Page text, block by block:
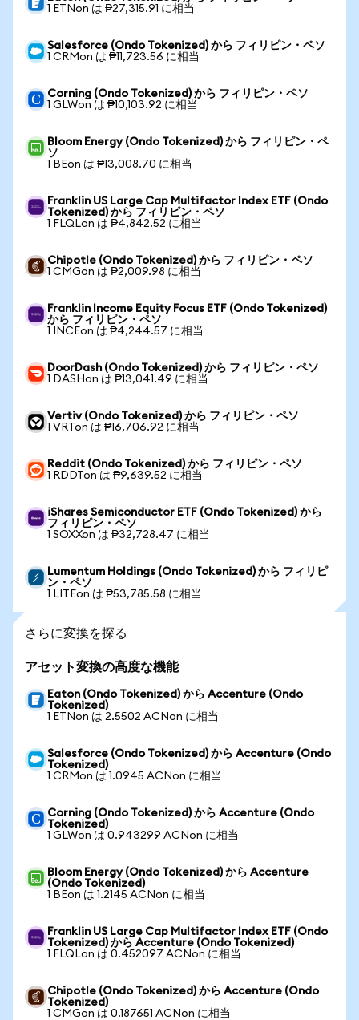
1 ETNon は ₱27,315.91 に相当
Salesforce (Ondo Tokenized) から フィリピン・ペソ
1 CRMon は ₱11,723.56 に相当
Corning (Ondo Tokenized) から フィリピン・ペソ
1 GLWon は ₱10,103.92 に相当
Bloom Energy (Ondo Tokenized) から フィリピン・ペ
ソ
1 BEon は ₱13,008.70 に相当
Franklin US Large Cap Multifactor Index ETF (Ondo
Tokenized) から フィリピン・ペソ
1 FLQLon は ₱4,842.52 に相当
Chipotle (Ondo Tokenized) から フィリピン・ペソ
1 CMGon は ₱2,009.98 に相当
Franklin Income Equity Focus ETF (Ondo Tokenized)
から フィリピン・ペソ
1 INCEon は ₱4,244.57 に相当
DoorDash (Ondo Tokenized) から フィリピン・ペソ
1 DASHon は ₱13,041.49 に相当
Vertiv (Ondo Tokenized) から フィリピン・ペソ
1 VRTon は ₱16,706.92 に相当
Reddit (Ondo Tokenized) から フィリピン・ペソ
1 RDDTon は ₱9,639.52 に相当
iShares Semiconductor ETF (Ondo Tokenized) から
フィリピン・ペソ
1 SOXXon は ₱32,728.47 に相当
Lumentum Holdings (Ondo Tokenized) から フィリピ
ン・ペソ
1 LITEon は ₱53,785.58 に相当
さらに変換を探る
アセット変換の高度な機能
Eaton (Ondo Tokenized) から Accenture (Ondo
Tokenized)
1 ETNon は 2.5502 ACNon に相当
Salesforce (Ondo Tokenized) から Accenture (Ondo
Tokenized)
1 CRMon は 1.0945 ACNon に相当
Corning (Ondo Tokenized) から Accenture (Ondo
Tokenized)
1 GLWon は 0.943299 ACNon に相当
Bloom Energy (Ondo Tokenized) から Accenture
(Ondo Tokenized)
1 BEon は 1.2145 ACNon に相当
Franklin US Large Cap Multifactor Index ETF (Ondo
Tokenized) から Accenture (Ondo Tokenized)
1 FLQLon は 0.452097 ACNon に相当
Chipotle (Ondo Tokenized) から Accenture (Ondo
Tokenized)
1 CMGon は 0.187651 ACNon に相当